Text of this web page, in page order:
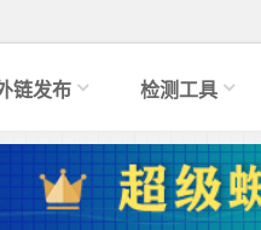
链发布 检测工具